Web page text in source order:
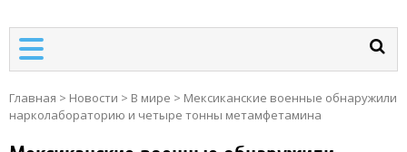
Главная > Новости > В мире > Мексиканские военные обнаружили
нарколабораторию и четыре тонны метамфетамина